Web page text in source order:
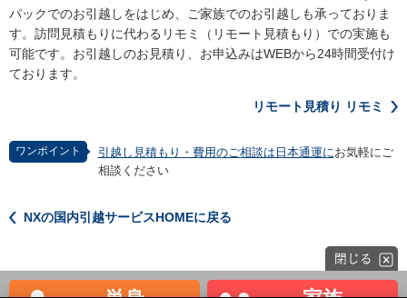
パックでのお引越しをはじめ、ご家族でのお引越しも承っておりま
す。訪問見積もりに代わるリモミ（リモート見積もり）での実施も
可能です。お引越しのお見積り、お申込みはWEBから24時間受付け
ております。
リモート見積り リモミ
ワンポイント 引越し見積もり・費用のご相談は日本通運にお気軽にご
相談ください
NXの国内引越サービスHOMEに戻る